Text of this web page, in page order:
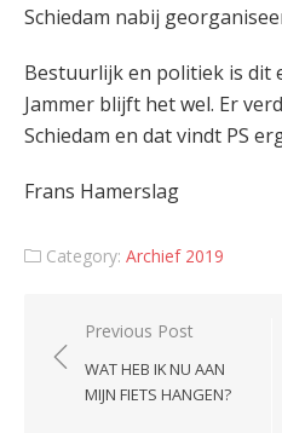
Schiedam nabij
Bestuurlijk en politiek is dit
Jammer blijft het wel. Er
Schiedam en dat vindt PS
Frans Hamerslag
Category: Archief 2019
Post
navigation
Previous Post
WAT HEB IK NU AAN
MIJN FIETS HANGEN?